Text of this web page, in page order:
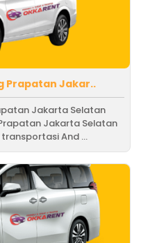
Prapatan Jakar..
Jakarta Selatan
Jakarta Selatan
And ...